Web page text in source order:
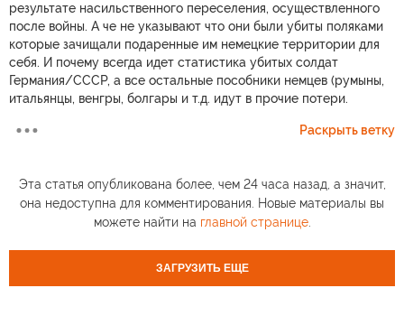
результате насильственного переселения, осуществленного
после войны. А че не указывают что они были убиты поляками
которые зачищали подаренные им немецкие территории для
себя. И почему всегда идет статистика убитых солдат
Германия/СССР, а все остальные пособники немцев (румыны,
итальянцы, венгры, болгары и т.д. идут в прочие потери.
Раскрыть ветку
Эта статья опубликована более, чем 24 часа назад, а значит,
она недоступна для комментирования. Новые материалы вы
можете найти на главной странице.
ЗАГРУЗИТЬ ЕЩЕ